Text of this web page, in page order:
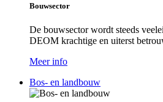
Bouwsector
De bouwsector wordt steeds
DEOM krachtige en uiterst
Meer info
Bos- en landbouw